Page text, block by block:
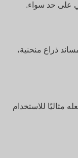
على حد سواء.
ذراع منحنية،
مثاليًا للاستخدام